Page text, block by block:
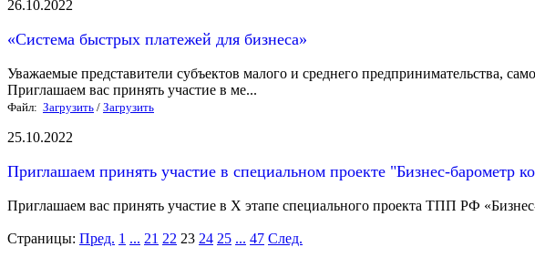
26.10.2022
«Система быстрых платежей для бизнеса»
Уважаемые представители субъектов малого и среднего предпринимательства,
Приглашаем вас принять участие в ме...
Файл: Загрузить / Загрузить
25.10.2022
Приглашаем принять участие в специальном проекте "Бизнес-барометр
Приглашаем вас принять участие в Х этапе специального проекта ТПП РФ
Страницы: Пред. 1 ... 21 22 23 24 25 ... 47 След.